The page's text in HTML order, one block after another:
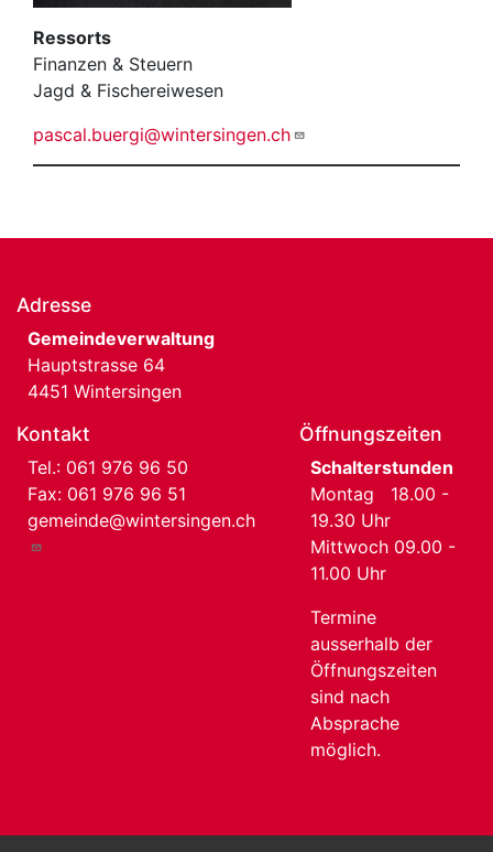
Ressorts
Finanzen & Steuern
Jagd & Fischereiwesen
pascal.buergi@wintersingen.ch
Adresse
Gemeindeverwaltung
Hauptstrasse 64
4451 Wintersingen
Kontakt
Tel.: 061 976 96 50
Fax: 061 976 96 51
gemeinde@wintersingen.ch
Öffnungszeiten
Schalterstunden
Montag 18.00 -
19.30 Uhr
Mittwoch 09.00 -
11.00 Uhr
Termine
ausserhalb der
Öffnungszeiten
sind nach
Absprache
möglich.